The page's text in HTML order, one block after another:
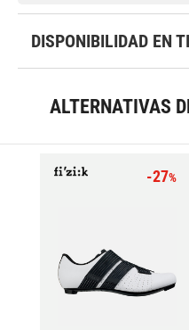
DISPONIBILIDAD EN
ALTERNATIVAS
-27%